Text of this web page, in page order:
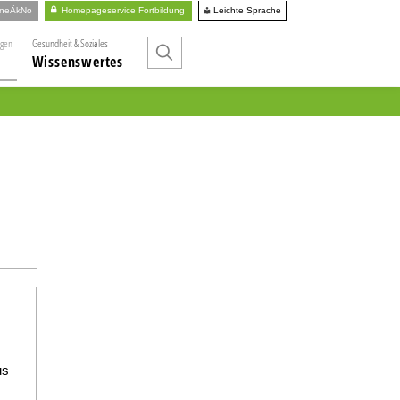
Homepageservice Fortbildung Leichte Sprache
Gesundheit & Soziales
Wissenswertes